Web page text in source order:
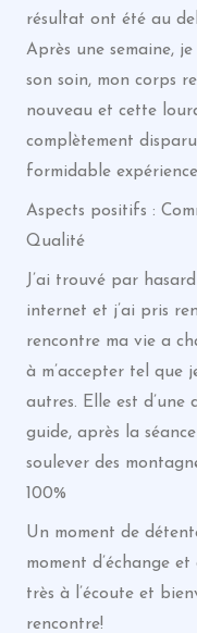
résultat ont été au
Après une semaine,
son soin, mon corps
nouveau et cette
complètement
formidable
Aspects positifs :
Qualité
J’ai trouvé par
internet et j’ai pris
rencontre ma vie a
à m’accepter tel que
autres. Elle est d’une
guide, après la
soulever des
100%
Un moment de
moment d’échange
très à l’écoute et
rencontre!